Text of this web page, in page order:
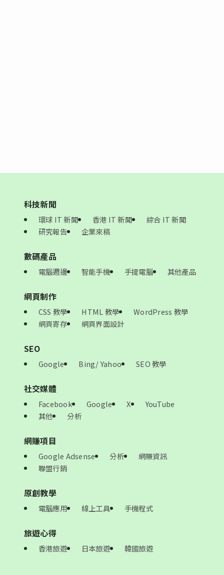
科技新聞
環球 IT 新聞 香港 IT 新聞
綜合 IT 新聞
研究報告
企業來稿
數碼產品
電腦週邊 智能手機 手提電腦 其他產品
網頁制作
CSS 教學 HTML 教學
WordPress 教學
網頁寄存
網頁界面設計
SEO
Google Bing/ Yahoo SEO 教學
社交媒體
Facebook Google X
YouTube
其他
分析
網賺項目
Google Adsense 分析
網賺資訊
聯盟行銷
原創教學
電腦應用 線上工具 手機程式
旅遊心得
香港旅遊 日本旅遊 韓國旅遊